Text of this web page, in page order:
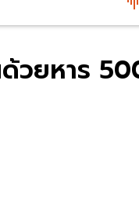
ด้วยหาร